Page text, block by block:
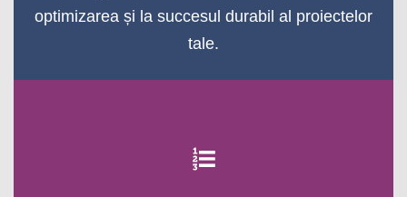
optimizarea și la succesul durabil al proiectelor
tale.